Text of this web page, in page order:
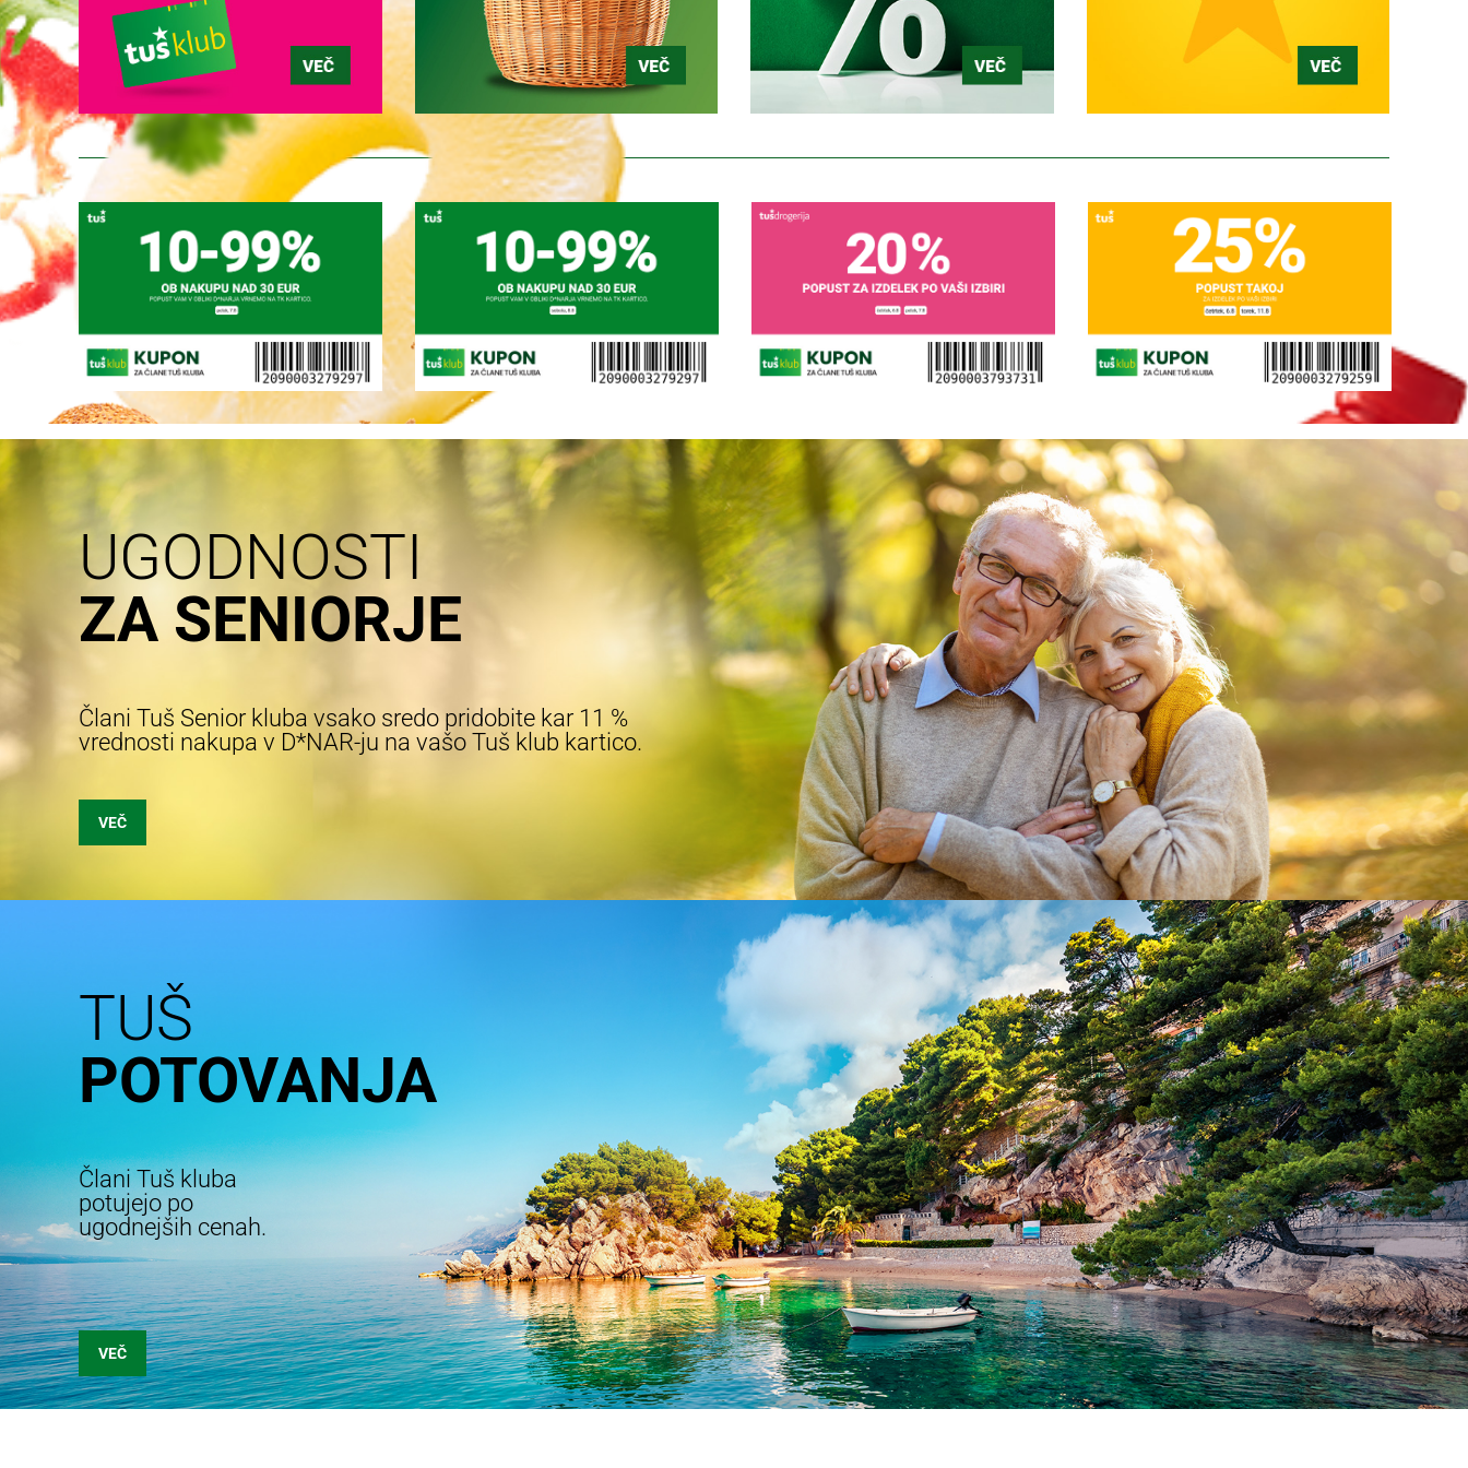
UGODNOSTI
ZA SENIORJE
Člani Tuš Senior kluba vsako sredo pridobite kar 11 %
vrednosti nakupa v D*NAR-ju na vašo Tuš klub kartico.
VEČ
TUŠ
POTOVANJA
Člani Tuš kluba
potujejo po
ugodnejših cenah.
VEČ